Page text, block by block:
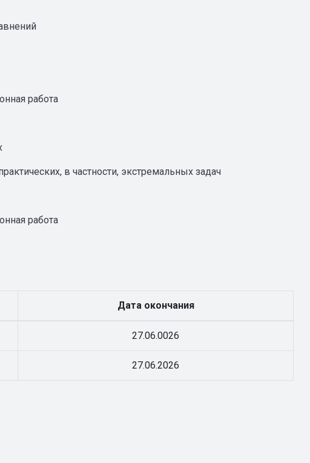
работа
в частности, экстремальных задач
работа
Дата окончания
27.06.0026
27.06.2026